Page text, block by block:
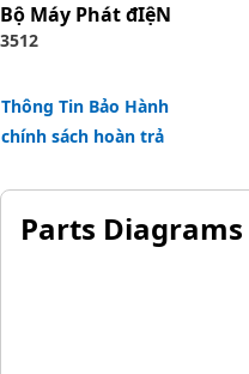
Bộ Máy Phát đIệN
3512
Thông Tin Bảo Hành
chính sách hoàn trả
Parts Diagrams